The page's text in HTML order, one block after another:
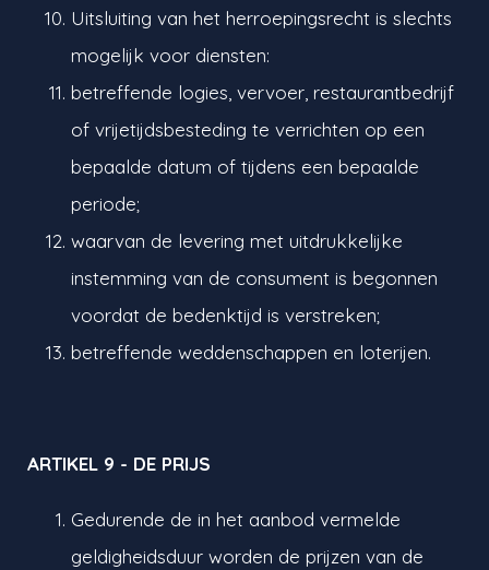
Uitsluiting van het herroepingsrecht is slechts
mogelijk voor diensten:
betreffende logies, vervoer, restaurantbedrijf
of vrijetijdsbesteding te verrichten op een
bepaalde datum of tijdens een bepaalde
periode;
waarvan de levering met uitdrukkelijke
instemming van de consument is begonnen
voordat de bedenktijd is verstreken;
betreffende weddenschappen en loterijen.
ARTIKEL 9 - DE PRIJS
Gedurende de in het aanbod vermelde
geldigheidsduur worden de prijzen van de